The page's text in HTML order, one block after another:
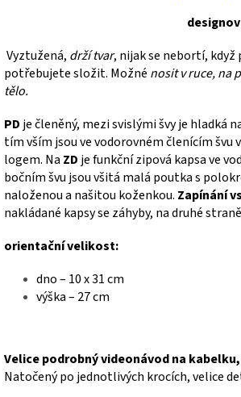
Vyztužená, drží tvar, nijak se nebortí,
potřebujete složit. Možné nosit v ruce, na
tělo.
PD je členěný, mezi svislými švy je hladká
tím vším jsou ve vodorovném členícím švu
logem. Na ZD je funkční zipová kapsa ve
bočním švu jsou všitá malá poutka s
naloženou a našitou koženkou. Zapínání
nakládané kapsy se záhyby, na druhé
orientační velikost:
dno – 10 x 31 cm
výška – 27 cm
Velice podrobný videonávod na
Natočený po jednotlivých krocích, velice